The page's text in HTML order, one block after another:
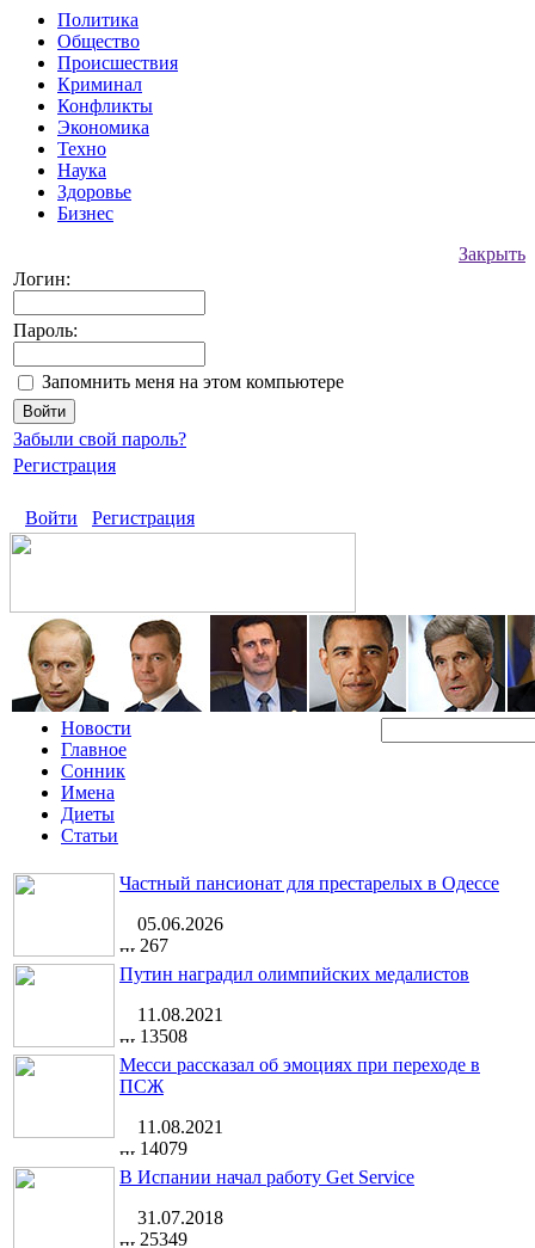
Политика
Общество
Происшествия
Криминал
Конфликты
Экономика
Техно
Наука
Здоровье
Бизнес
Закрыть
Логин:
Пароль:
Запомнить меня на этом компьютере
Забыли свой пароль?
Регистрация
Войти Регистрация
Новости
Главное
Сонник
Имена
Диеты
Статьи
Частный пансионат для престарелых в Одессе
05.06.2026
267
Путин наградил олимпийских медалистов
11.08.2021
13508
Месси рассказал об эмоциях при переходе в
ПСЖ
11.08.2021
14079
В Испании начал работу Get Service
31.07.2018
25349